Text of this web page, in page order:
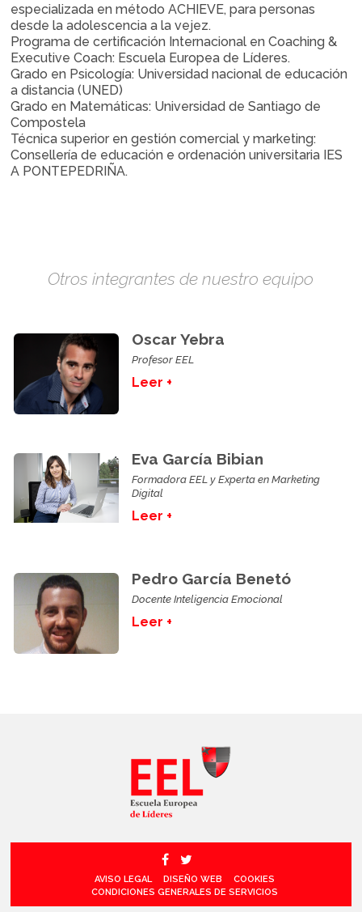
especializada en método ACHIEVE, para personas
desde la adolescencia a la vejez.
Programa de certificación Internacional en Coaching &
Executive Coach: Escuela Europea de Líderes.
Grado en Psicología: Universidad nacional de educación
a distancia (UNED)
Grado en Matemáticas: Universidad de Santiago de
Compostela
Técnica superior en gestión comercial y marketing:
Consellería de educación e ordenación universitaria IES
A PONTEPEDRIÑA.
Otros integrantes de nuestro equipo
Oscar Yebra
Profesor EEL
Leer +
Eva García Bibian
Formadora EEL y Experta en Marketing
Digital
Leer +
Pedro García Benetó
Docente Inteligencia Emocional
Leer +
AVISO LEGAL DISEÑO WEB
COOKIES
CONDICIONES GENERALES DE SERVICIOS